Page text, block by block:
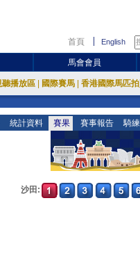
首頁 English
馬會會員
聽播放區 國際賽馬 香港國際馬匹
統計資料 賽果 賽事報告 騎
沙田: